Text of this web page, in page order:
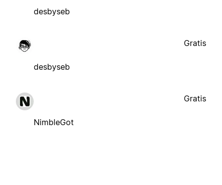
desbyseb
desbyseb
Gratis
NimbleGot
Gratis